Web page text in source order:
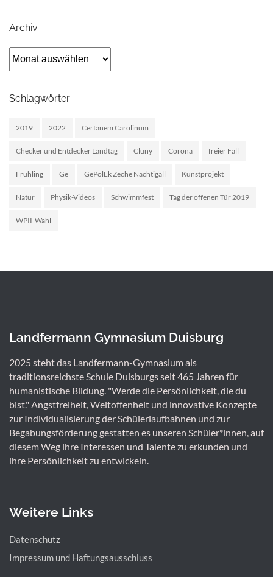
Archiv
Archiv
Schlagwörter
2019 2022 Certanem Carolinum
Checker und Entdecker Landtag Cluny Corona freier Fall
Frühling Ge GePolEk Zeche Nachtigall Kunstprojekt
Natur Physik-Videos Schwimmfest Tag der offenen Tür 2019
WPII-Wahl
Landfermann Gymnasium Duisburg
2025 steht das Landfermann-Gymnasium als
traditionsreichste Schule Duisburgs seit 465 Jahren für
humanistische Bildung. "Werde die Persönlichkeit, die du
bist." Angstfreiheit, Weltoffenheit und innovative Konzepte
zur Individualisierung der Schülerlaufbahnen und zur
Begabungsförderung gestatten es unseren Schüler*innen, auf
diesem Weg ihre Interessen und Talente zu erkunden und
ihre Persönlichkeit zu entwickeln.
Weitere Links
Datenschutz
Impressum und Haftungsausschluss